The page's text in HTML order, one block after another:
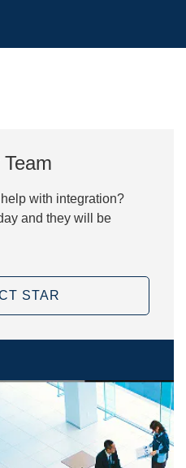
with integration?
and they will be
STAR